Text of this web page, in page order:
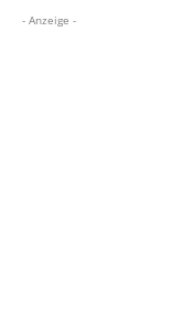
- Anzeige -